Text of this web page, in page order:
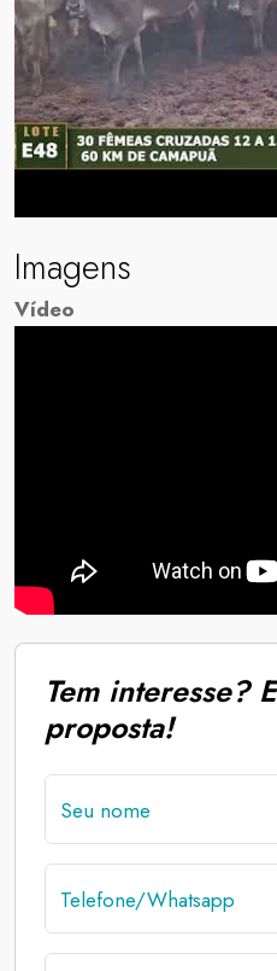
Imagens
Vídeo
Tem interesse?
proposta!
Seu nome
Telefone/Whatsapp